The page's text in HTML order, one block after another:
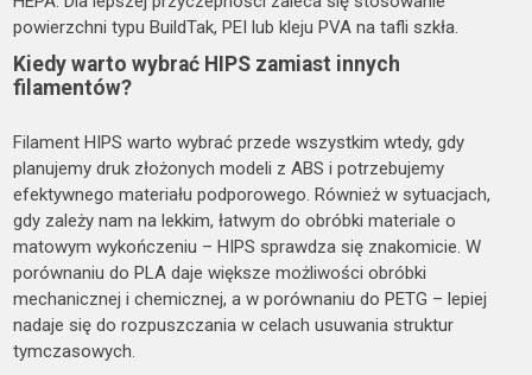
powierzchni typu BuildTak, PEI lub kleju PVA na tafli szkła.
Kiedy warto wybrać HIPS zamiast innych
filamentów?
Filament HIPS warto wybrać przede wszystkim wtedy, gdy
planujemy druk złożonych modeli z ABS i potrzebujemy
efektywnego materiału podporowego. Również w sytuacjach,
gdy zależy nam na lekkim, łatwym do obróbki materiale o
matowym wykończeniu – HIPS sprawdza się znakomicie. W
porównaniu do PLA daje większe możliwości obróbki
mechanicznej i chemicznej, a w porównaniu do PETG – lepiej
nadaje się do rozpuszczania w celach usuwania struktur
tymczasowych.